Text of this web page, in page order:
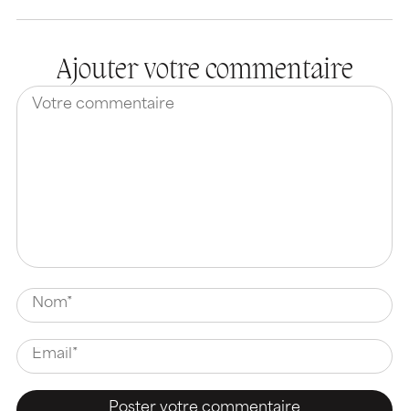
Ajouter votre commentaire